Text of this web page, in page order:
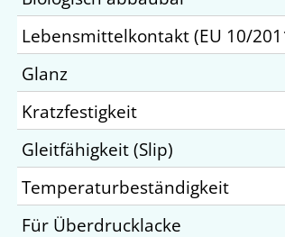
Lebensmittelkontakt (EU 10/
Glanz
Kratzfestigkeit
Gleitfähigkeit (Slip)
Temperaturbeständigkeit
Für Überdrucklacke